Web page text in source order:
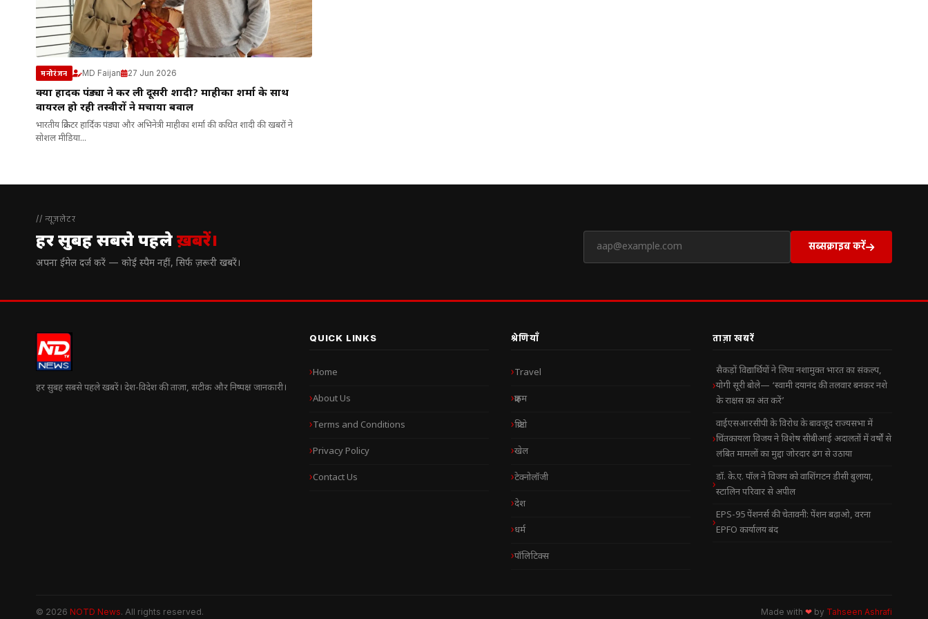
मनोरंजन MD Faijan 27 Jun 2026
क्या हार्दिक पंड्या ने कर ली दूसरी शादी? माहीका शर्मा के साथ
वायरल हो रही तस्वीरों ने मचाया बवाल
भारतीय क्रिकेटर हार्दिक पंड्या और अभिनेत्री माहीका शर्मा की कथित शादी की खबरों ने
सोशल मीडिया...
// न्यूज़लेटर
हर सुबह सबसे पहलेख़बरें।
अपना ईमेल दर्ज करें — कोई स्पैम नहीं, सिर्फ ज़रूरी खबरें।
सब्सक्राइब करें
हर सुबह सबसे पहले खबरें। देश-विदेश की ताज़ा, सटीक और निष्पक्ष जानकारी।
QUICK LINKS
Home
About Us
Terms and Conditions
Privacy Policy
Contact Us
श्रेणियाँ
Travel
क्राइम
क्रिप्टो
खेल
टेक्नोलॉजी
देश
धर्म
पॉलिटिक्स
ताज़ा खबरें
सैकड़ों विद्यार्थियों ने लिया नशामुक्त भारत का संकल्प,
योगी सूरी बोले— ‘स्वामी दयानंद की तलवार बनकर नशे
के राक्षस का अंत करें’
वाईएसआरसीपी के विरोध के बावजूद राज्यसभा में
चिंतकायला विजय ने विशेष सीबीआई अदालतों में वर्षों से
लंबित मामलों का मुद्दा जोरदार ढंग से उठाया
डॉ. के.ए. पॉल ने विजय को वाशिंगटन डीसी बुलाया,
स्टालिन परिवार से अपील
EPS-95 पेंशनर्स की चेतावनी: पेंशन बढ़ाओ, वरना
EPFO कार्यालय बंद
© 2026 NOTD News. All rights reserved. Made with ❤ by Tahseen Ashrafi